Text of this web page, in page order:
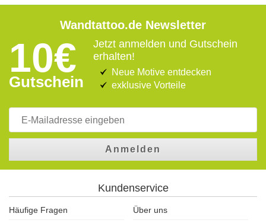
Wandtattoo.de Newsletter
10€
Gutschein
Jetzt anmelden und Gutschein
erhalten!
Neue Motive entdecken
exklusive Vorteile
Anmelden
Kundenservice
Häufige Fragen
Über uns